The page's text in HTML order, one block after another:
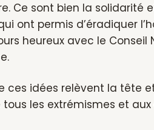
Ce sont bien la solidarité
ont permis d’éradiquer
heureux avec le Conseil
ces idées relèvent la tête
les extrémismes et